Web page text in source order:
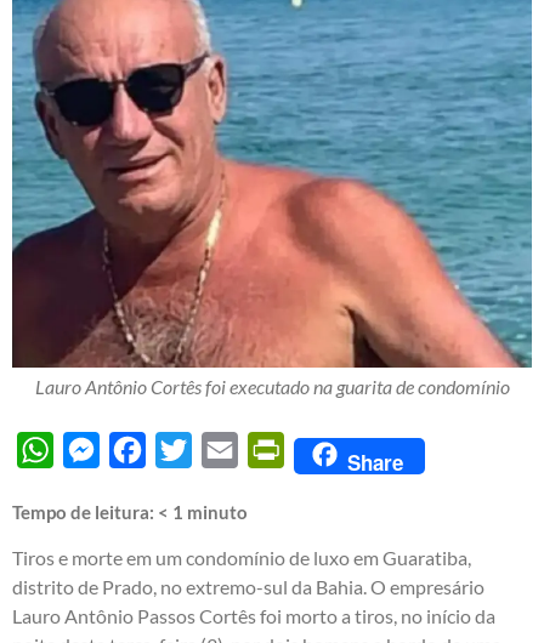
Lauro Antônio Cortês foi executado na guarita de condomínio
WhatsAppMessengerFacebook
Twitter Email PrintFriendly
Share
Tempo de leitura: < 1 minuto
Tiros e morte em um condomínio de luxo em Guaratiba,
distrito de Prado, no extremo-sul da Bahia. O empresário
Lauro Antônio Passos Cortês foi morto a tiros, no início da